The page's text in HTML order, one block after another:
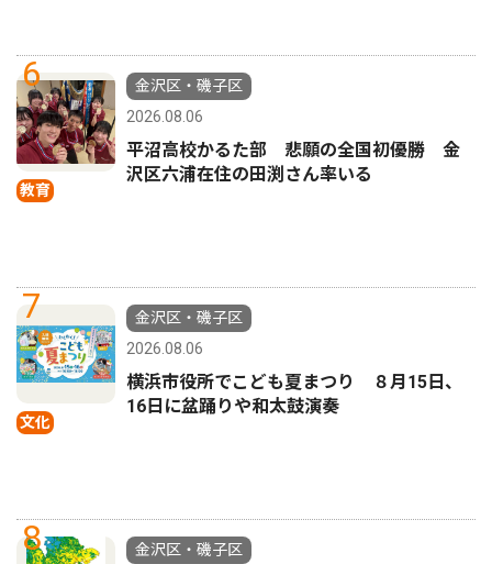
6
教育
金沢区・磯子区
2026.08.06
平沼高校かるた部 悲願の全国初優勝 金
沢区六浦在住の田渕さん率いる
7
文化
金沢区・磯子区
2026.08.06
横浜市役所でこども夏まつり ８月15日、
16日に盆踊りや和太鼓演奏
8
金沢区・磯子区